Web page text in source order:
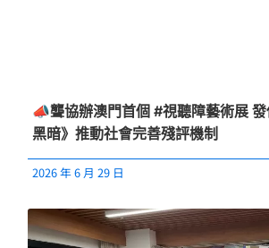
📣聾協辦澳門首個 #視聽障藝術展
黑暗》推動社會完善殘評機制
2026 年 6 月 29 日